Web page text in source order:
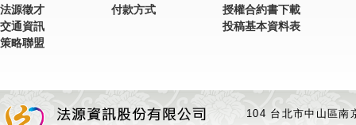
法源徵才
交通資訊
策略聯盟
付款方式
授權合約書下載
投稿基本資料表
104 台北市中山區